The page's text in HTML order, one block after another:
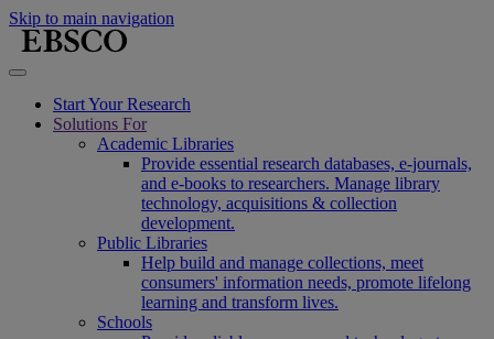
Skip to main navigation
Start Your Research
Solutions For
Academic Libraries
Provide essential research databases, e-journals,
and e-books to researchers. Manage library
technology, acquisitions & collection
development.
Public Libraries
Help build and manage collections, meet
consumers' information needs, promote lifelong
learning and transform lives.
Schools